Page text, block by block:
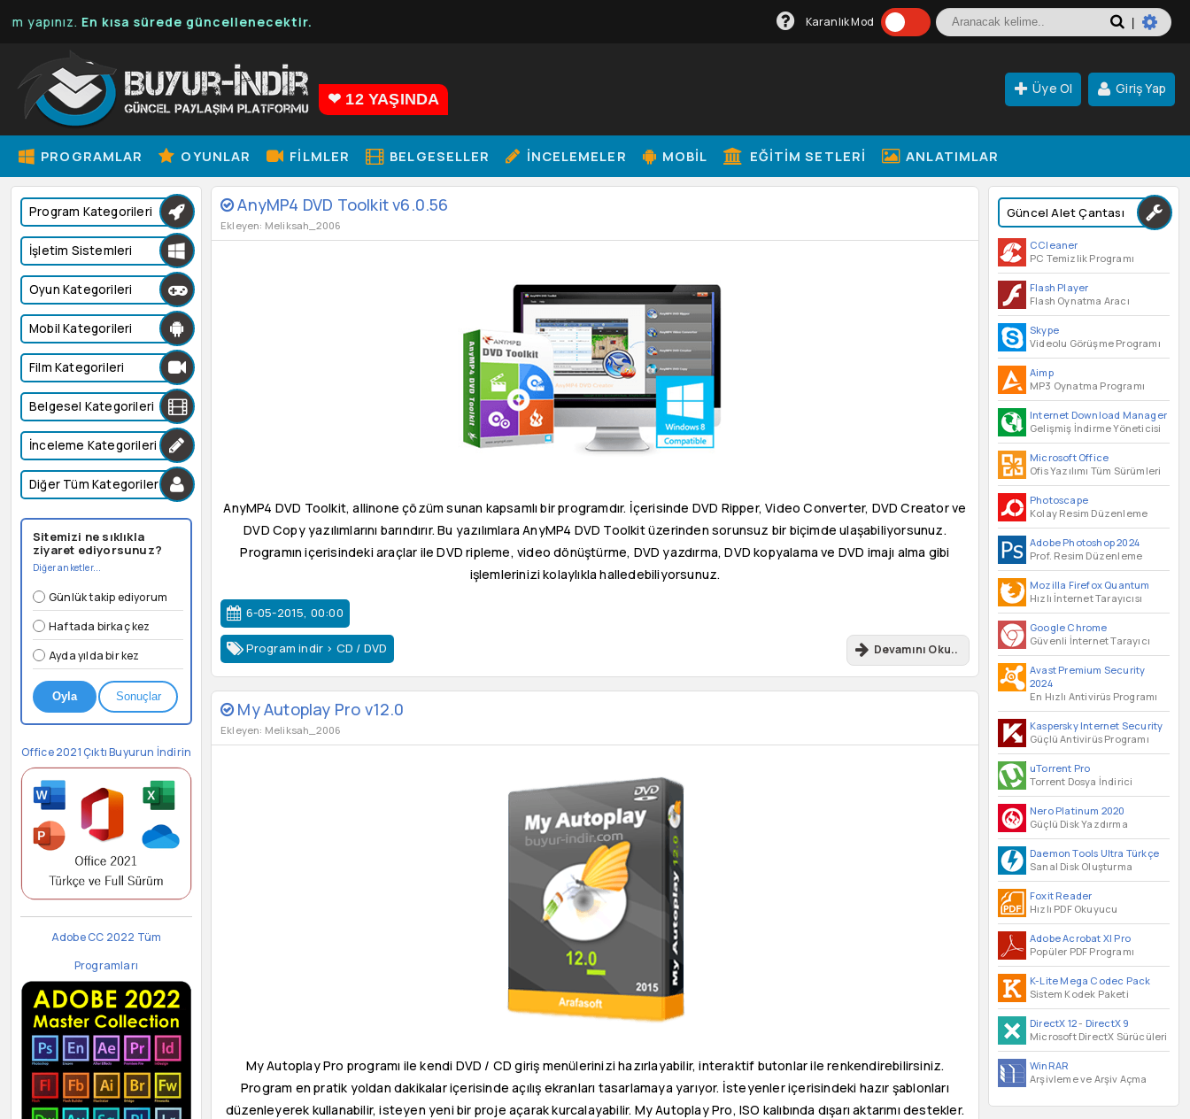
En kısa sürede güncellenecektir. Karanlık Mod
❤ 12 YAŞINDA
Üye Ol Giriş Yap
PROGRAMLAR OYUNLAR FILMLER BELGESELLER İNCELEMELER MOBIL EĞITIM SETLERI ANLATIMLAR
Güncel Alet Çantası
CCleaner
PC Temizlik Programı
Flash Player
Flash Oynatma Aracı
Skype
Videolu Görüşme Programı
Aimp
MP3 Oynatma Programı
Internet Download Manager
Gelişmiş İndirme Yöneticisi
Microsoft Office
Ofis Yazılımı Tüm Sürümleri
Photoscape
Kolay Resim Düzenleme
Adobe Photoshop 2024
Prof. Resim Düzenleme
Mozilla Firefox Quantum
Hızlı İnternet Tarayıcısı
Google Chrome
Güvenli İnternet Tarayıcı
Avast Premium Security
2024
En Hızlı Antivirüs Programı
Kaspersky Internet Security
Güçlü Antivirüs Programı
uTorrent Pro
Torrent Dosya İndirici
Nero Platinum 2020
Güçlü Disk Yazdırma
Daemon Tools Ultra Türkçe
Sanal Disk Oluşturma
Foxit Reader
Hızlı PDF Okuyucu
Adobe Acrobat XI Pro
Popüler PDF Programı
K-Lite Mega Codec Pack
Sistem Kodek Paketi
DirectX 12- DirectX 9
Microsoft DirectX Sürücüleri
WinRAR
Arşivleme ve Arşiv Açma
Program Kategorileri
İşletim Sistemleri
Oyun Kategorileri
Mobil Kategorileri
Film Kategorileri
Belgesel Kategorileri
İnceleme Kategorileri
Diğer Tüm Kategoriler
Sitemizi ne sıklıkla
ziyaret ediyorsunuz?
Diğer anketler...
Günlük takip ediyorum
Haftada birkaç kez
Ayda yılda bir kez
Oyla Sonuçlar
Office 2021 Çıktı Buyurun İndirin
Adobe CC 2022 Tüm
Programları
AnyMP4 DVD Toolkit v6.0.56
Ekleyen: Meliksah_2006
AnyMP4 DVD Toolkit, allinone çözüm sunan kapsamlı bir programdır. İçerisinde DVD Ripper, Video Converter, DVD Creator ve
DVD Copy yazılımlarını barındırır. Bu yazılımlara AnyMP4 DVD Toolkit üzerinden sorunsuz bir biçimde ulaşabiliyorsunuz.
Programın içerisindeki araçlar ile DVD ripleme, video dönüştürme, DVD yazdırma, DVD kopyalama ve DVD imajı alma gibi
işlemlerinizi kolaylıkla halledebiliyorsunuz.
6-05-2015, 00:00
Program indir > CD / DVD Devamını Oku..
My Autoplay Pro v12.0
Ekleyen: Meliksah_2006
My Autoplay Pro programı ile kendi DVD / CD giriş menülerinizi hazırlayabilir, interaktif butonlar ile renkendirebilirsiniz.
Program en pratik yoldan dakikalar içerisinde açılış ekranları tasarlamaya yarıyor. İsteyenler içerisindeki hazır şablonları
düzenleyerek kullanabilir, isteyen yeni bir proje açarak kurcalayabilir. My Autoplay Pro, ISO kalıbında dışarı aktarımı destekler.